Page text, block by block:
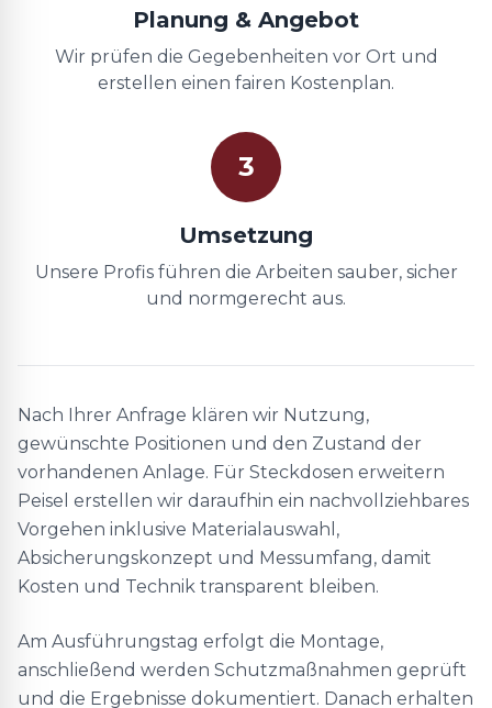
Planung & Angebot
Wir prüfen die Gegebenheiten vor Ort und
erstellen einen fairen Kostenplan.
3
Umsetzung
Unsere Profis führen die Arbeiten sauber, sicher
und normgerecht aus.
Nach Ihrer Anfrage klären wir Nutzung,
gewünschte Positionen und den Zustand der
vorhandenen Anlage. Für Steckdosen erweitern
Peisel erstellen wir daraufhin ein nachvollziehbares
Vorgehen inklusive Materialauswahl,
Absicherungskonzept und Messumfang, damit
Kosten und Technik transparent bleiben.
Am Ausführungstag erfolgt die Montage,
anschließend werden Schutzmaßnahmen geprüft
und die Ergebnisse dokumentiert. Danach erhalten